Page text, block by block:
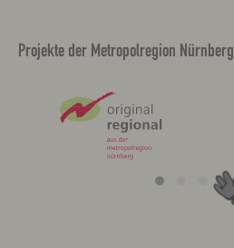
Projekte der Metropolregion Nürnberg